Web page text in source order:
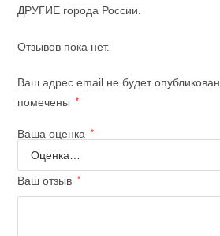
ДРУГИЕ города России.
Отзывов пока нет.
Ваш адрес email не будет опубликован.
помечены
*
Ваша оценка *
Ваш отзыв *